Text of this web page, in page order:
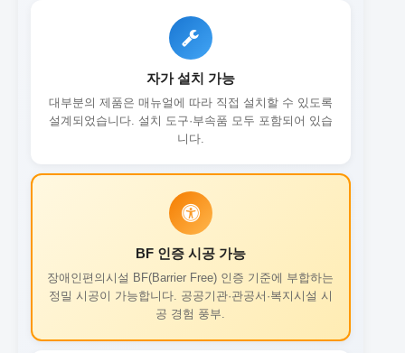
자가 설치 가능
대부분의 제품은 매뉴얼에 따라 직접 설치할 수 있도록
설계되었습니다. 설치 도구·부속품 모두 포함되어 있습
니다.
BF 인증 시공 가능
장애인편의시설 BF(Barrier Free) 인증 기준에 부합하는
정밀 시공이 가능합니다. 공공기관·관공서·복지시설 시
공 경험 풍부.